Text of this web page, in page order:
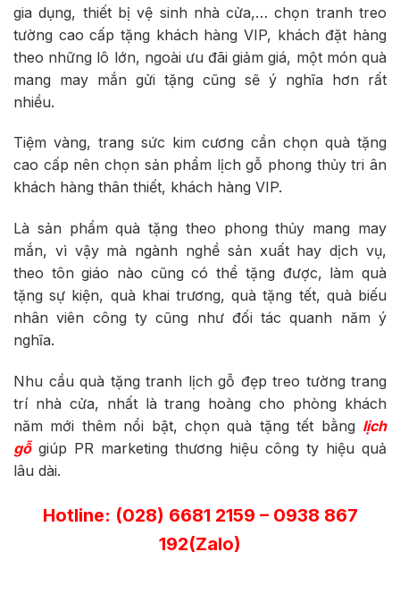
gia dụng, thiết bị vệ sinh nhà cửa,… chọn tranh treo
tường cao cấp tặng khách hàng VIP, khách đặt hàng
theo những lô lớn, ngoài ưu đãi giảm giá, một món quà
mang may mắn gửi tặng cũng sẽ ý nghĩa hơn rất
nhiều.
Tiệm vàng, trang sức kim cương cần chọn quà tặng
cao cấp nên chọn sản phẩm lịch gỗ phong thủy tri ân
khách hàng thân thiết, khách hàng VIP.
Là sản phẩm quà tặng theo phong thủy mang may
mắn, vì vậy mà ngành nghề sản xuất hay dịch vụ,
theo tôn giáo nào cũng có thể tặng được, làm quà
tặng sự kiện, quà khai trương, quà tặng tết, quà biếu
nhân viên công ty cũng như đối tác quanh năm ý
nghĩa.
Nhu cầu quà tặng tranh lịch gỗ đẹp treo tường trang
trí nhà cửa, nhất là trang hoàng cho phòng khách
năm mới thêm nổi bật, chọn quà tặng tết bằng lịch
gỗgiúp PR marketing thương hiệu công ty hiệu quả
lâu dài.
Hotline: (028) 6681 2159 – 0938 867
192(Zalo)